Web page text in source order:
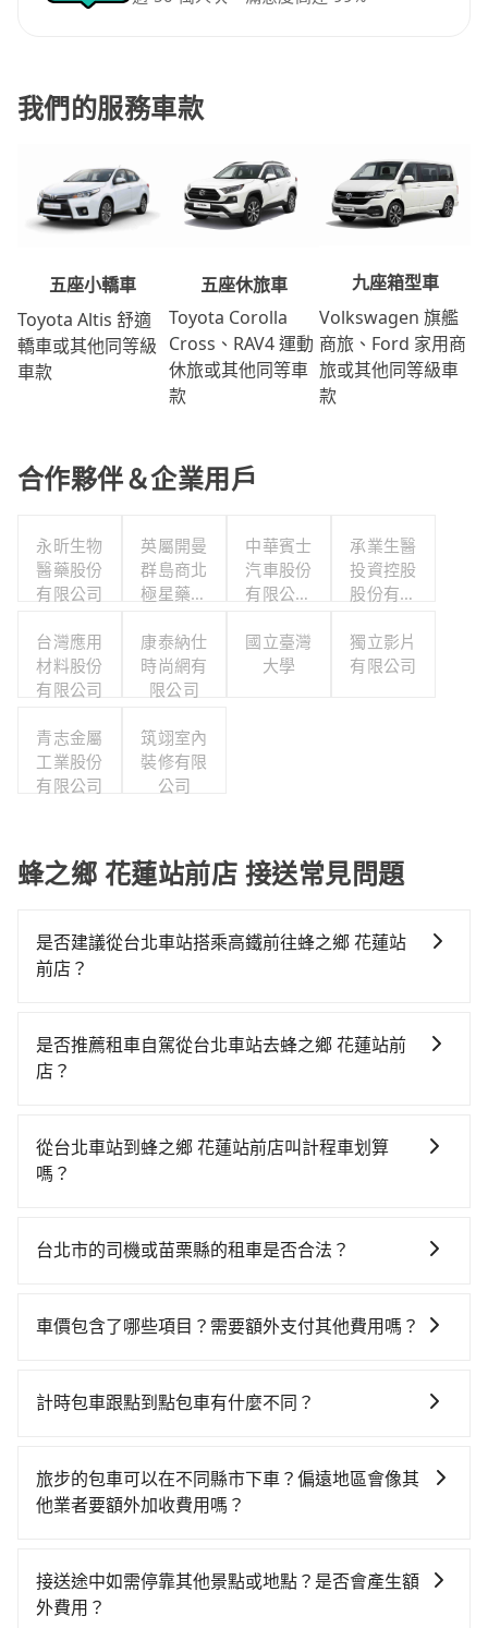
我們的服務車款
五座小轎車
Toyota Altis 舒適
轎車或其他同等級
車款
五座休旅車
Toyota Corolla
Cross、RAV4 運動
休旅或其他同等車
款
九座箱型車
Volkswagen 旗艦
商旅、Ford 家用商
旅或其他同等級車
款
合作夥伴＆企業用戶
永昕生物
醫藥股份
有限公司
英屬開曼
群島商北
極星藥業
有限公司
中華賓士
汽車股份
有限公司
福利委員
會
承業生醫
投資控股
股份有限
台灣應用
材料股份
有限公司
康泰納仕
時尚網有
限公司
國立臺灣
大學
獨立影片
有限公司
青志金屬
工業股份
有限公司
筑翊室內
裝修有限
公司
蜂之鄉 花蓮站前店 接送常見問題
是否建議從台北車站搭乘高鐵前往蜂之鄉 花蓮站
前店？
貴、費時、轉車麻煩！從最早06:26一直到23:00，台北-
苗栗一天最多有30班次高鐵可搭乘。假設從台北車站 (台
分）的高鐵從台北站前往苗栗高鐵站，每人票價430元，
再用5分鐘出站、等待車站前排班的計程車，搭上小黃後
鐘，假設5位同行，高鐵加轉乘之平均每人花費為550
預約包車，不僅每人至少額外負擔10元車資，而且更會
拼車共乘服務，最多可再節省50%的交通費用。
是否推薦租車自駕從台北車站去蜂之鄉 花蓮站前
店？
時不需要閉目養神（因為要自己開車），最重要的是你
當天就要來回，那在台北路邊可隨租隨借的iRent應該是
車站到蜂之鄉 花蓮站前店的花費預估為
時40元路邊停車費用預估進去，但額外的汽車保險與可
差的車款，如果人數超過四位，更是沒有較大的七人座
凹的車門仍未被修理，每一次租車都好像在開樂透一
樣。另外，偶爾也會遇到明明已經預約了時間但上一位
小的風險。最後，雖然路邊隨租隨還看似方便，但實際
使用時還是有其區域的限制，實際可停靠的地點與你的
從台北車站到蜂之鄉 花蓮站前店叫計程車划算
嗎？
灣大車隊、Uber、Line Taxi、Yoxi等，如果在路邊攔不
計算，價格約為2,840~3,400元間，但如改預約tripool
的0.5%，其叫車的難度是雙北市的190倍。綜合以上，
台北市的司機或苗栗縣的租車是否合法？
車、私家車或野雞車在招攬生意，這不僅是違法可能被
都無法監控或追查。最好別為了省小錢而冒上不必要的
駕駛執照以及良民證外，車輛一定投保最高300萬乘客
險。最好辨別叫的車是否合法，就看車牌的開頭，只要
車價包含了哪些項目？需要額外支付其他費用嗎？
路費、油資、保險、小費，司機的餐費與住宿費不需要
計時包車跟點到點包車有什麼不同？
不同之處： 計時包車：計時包車是按照用車時間來計
費，通常以每小時為單位，客戶可以根據自己的需要預
等。 點到點包車：點到點包車是按照里程和目的地來計
費，客戶可以預先告知出發地點A到目的地B，會根據路
旅步的包車可以在不同縣市下車？偏遠地區會像其
他業者要額外加收費用嗎？
於偏遠地區，我們提供的價格已經包含了所有基本的費
用，不會像其他業者那樣收取額外費用。但如果您需要
接送途中如需停靠其他景點或地點？是否會產生額
外費用？